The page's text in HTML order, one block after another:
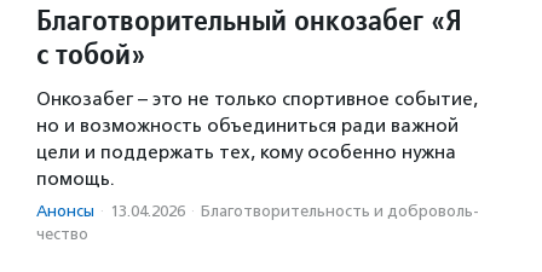
Благотворительный онкозабег «Я
с тобой»
Онкозабег – это не только спортивное событие,
но и возможность объединиться ради важной
цели и поддержать тех, кому особенно нужна
помощь.
Анонсы · 13.04.2026 · Благотвори­тель­ность и доброволь­
чест­во